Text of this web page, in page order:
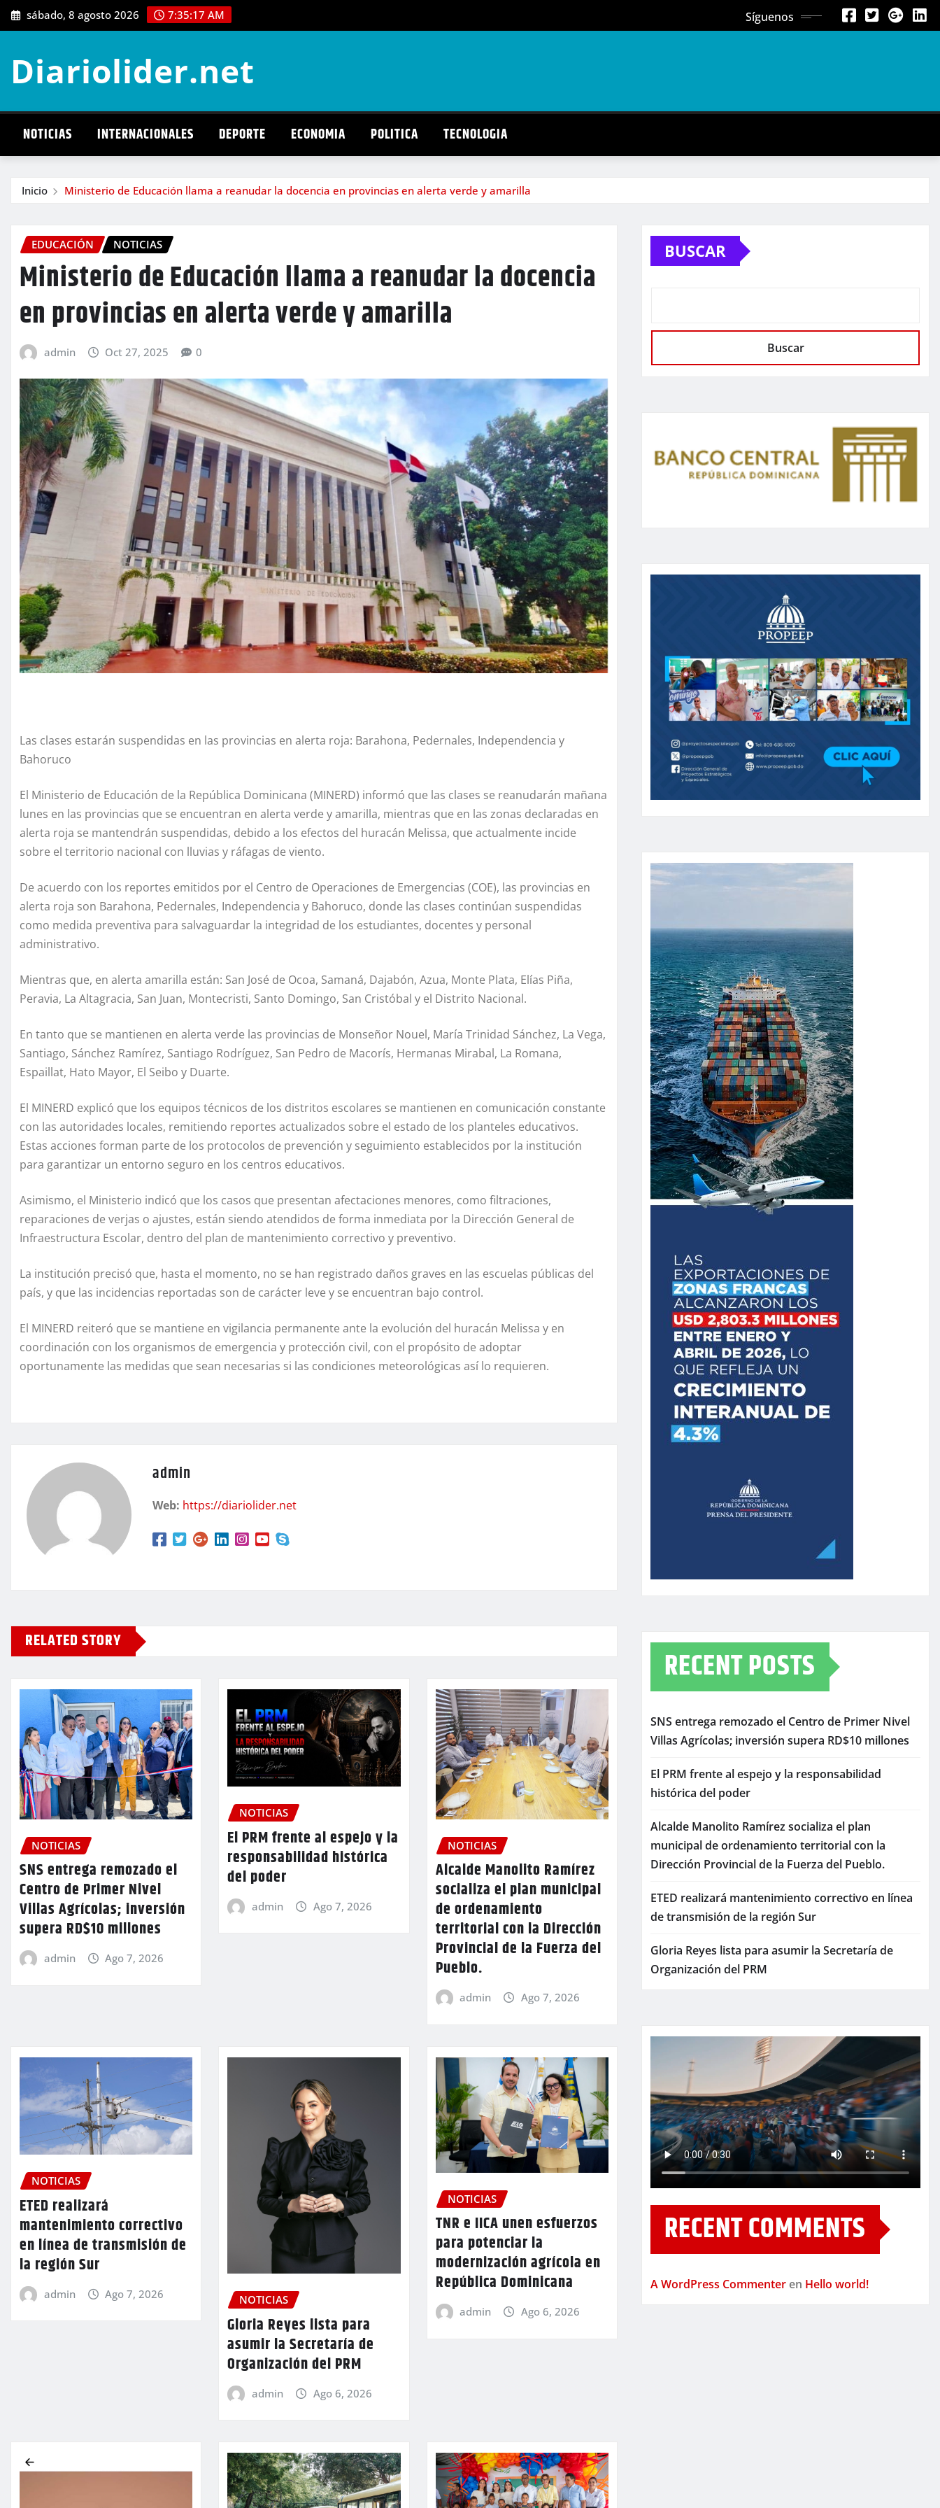
Saltar
al
sábado, 8 agosto 2026 7:35:19 AM Síguenos
Diariolider.net
NOTICIAS INTERNACIONALES DEPORTE ECONOMIA POLITICA TECNOLOGIA
Inicio Ministerio de Educación llama a reanudar la docencia en provincias en alerta verde y amarilla
EDUCACIÓN NOTICIAS
Ministerio de Educación llama a reanudar la docencia
en provincias en alerta verde y amarilla
admin Oct 27, 2025 0
Las clases estarán suspendidas en las provincias en alerta roja: Barahona, Pedernales, Independencia y
Bahoruco
El Ministerio de Educación de la República Dominicana (MINERD) informó que las clases se reanudarán mañana
lunes en las provincias que se encuentran en alerta verde y amarilla, mientras que en las zonas declaradas en
alerta roja se mantendrán suspendidas, debido a los efectos del huracán Melissa, que actualmente incide
sobre el territorio nacional con lluvias y ráfagas de viento.
De acuerdo con los reportes emitidos por el Centro de Operaciones de Emergencias (COE), las provincias en
alerta roja son Barahona, Pedernales, Independencia y Bahoruco, donde las clases continúan suspendidas
como medida preventiva para salvaguardar la integridad de los estudiantes, docentes y personal
administrativo.
Mientras que, en alerta amarilla están: San José de Ocoa, Samaná, Dajabón, Azua, Monte Plata, Elías Piña,
Peravia, La Altagracia, San Juan, Montecristi, Santo Domingo, San Cristóbal y el Distrito Nacional.
En tanto que se mantienen en alerta verde las provincias de Monseñor Nouel, María Trinidad Sánchez, La Vega,
Santiago, Sánchez Ramírez, Santiago Rodríguez, San Pedro de Macorís, Hermanas Mirabal, La Romana,
Espaillat, Hato Mayor, El Seibo y Duarte.
El MINERD explicó que los equipos técnicos de los distritos escolares se mantienen en comunicación constante
con las autoridades locales, remitiendo reportes actualizados sobre el estado de los planteles educativos.
Estas acciones forman parte de los protocolos de prevención y seguimiento establecidos por la institución
para garantizar un entorno seguro en los centros educativos.
Asimismo, el Ministerio indicó que los casos que presentan afectaciones menores, como filtraciones,
reparaciones de verjas o ajustes, están siendo atendidos de forma inmediata por la Dirección General de
Infraestructura Escolar, dentro del plan de mantenimiento correctivo y preventivo.
La institución precisó que, hasta el momento, no se han registrado daños graves en las escuelas públicas del
país, y que las incidencias reportadas son de carácter leve y se encuentran bajo control.
El MINERD reiteró que se mantiene en vigilancia permanente ante la evolución del huracán Melissa y en
coordinación con los organismos de emergencia y protección civil, con el propósito de adoptar
oportunamente las medidas que sean necesarias si las condiciones meteorológicas así lo requieren.
admin
Web: https://diariolider.net
RELATED STORY
NOTICIAS
SNS entrega remozado el
Centro de Primer Nivel
Villas Agrícolas; inversión
supera RD$10 millones
admin Ago 7, 2026
NOTICIAS
El PRM frente al espejo y la
responsabilidad histórica
del poder
admin Ago 7, 2026
NOTICIAS
Alcalde Manolito Ramírez
socializa el plan municipal
de ordenamiento
territorial con la Dirección
Provincial de la Fuerza del
Pueblo.
admin Ago 7, 2026
NOTICIAS
ETED realizará
mantenimiento correctivo
en línea de transmisión de
la región Sur
admin Ago 7, 2026 NOTICIAS
Gloria Reyes lista para
asumir la Secretaría de
Organización del PRM
admin Ago 6, 2026
NOTICIAS
TNR e IICA unen esfuerzos
para potenciar la
modernización agrícola en
República Dominicana
admin Ago 6, 2026
BUSCAR
Buscar
RECENT POSTS
SNS entrega remozado el Centro de Primer Nivel
Villas Agrícolas; inversión supera RD$10 millones
El PRM frente al espejo y la responsabilidad
histórica del poder
Alcalde Manolito Ramírez socializa el plan
municipal de ordenamiento territorial con la
Dirección Provincial de la Fuerza del Pueblo.
ETED realizará mantenimiento correctivo en línea
de transmisión de la región Sur
Gloria Reyes lista para asumir la Secretaría de
Organización del PRM
RECENT COMMENTS
A WordPress Commenter en Hello world!